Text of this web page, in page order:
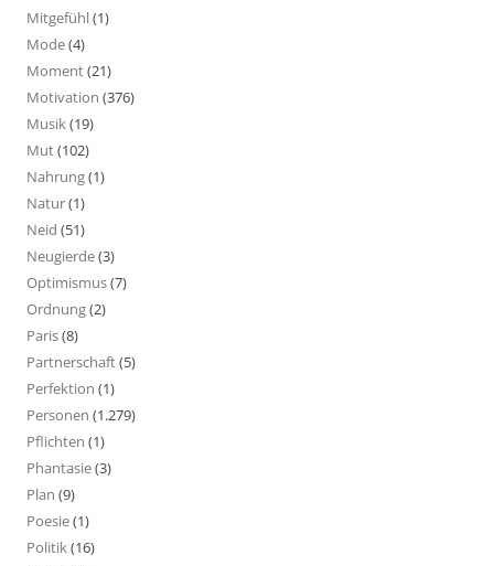
Mitgefühl(1)
Mode(4)
Moment(21)
Motivation (376)
Musik(19)
Mut(102)
Nahrung(1)
Natur(1)
Neid (51)
Neugierde(3)
Optimismus(7)
Ordnung(2)
Paris(8)
Partnerschaft(5)
Perfektion (1)
Personen (1.279)
Pflichten (1)
Phantasie(3)
Plan (9)
Poesie(1)
Politik(16)